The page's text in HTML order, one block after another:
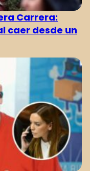
Carrera:
caer desde un